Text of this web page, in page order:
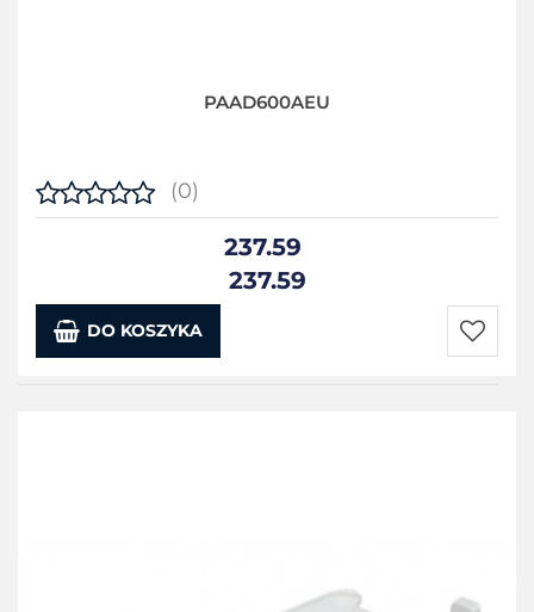
PAAD600AEU
(0)
237.59
237.59
DO KOSZYKA
Do